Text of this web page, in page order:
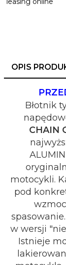
OPIS
Błotnik
CHAIN
motocykli.
pod
w wersji
Istnieje